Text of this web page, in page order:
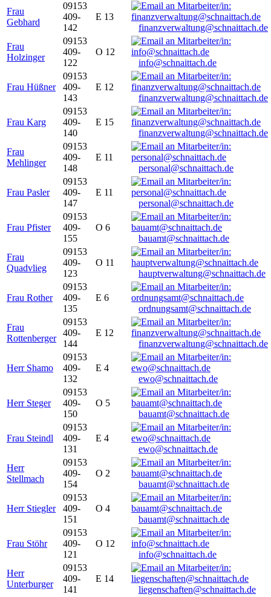
Frau
Gebhard
09153
409-
142
E 13
finanzverwaltung@schnaittach.de
Frau
Holzinger
09153
409-
122
O 12
info@schnaittach.de
Frau Hüßner
09153
409-
143
E 12
finanzverwaltung@schnaittach.de
Frau Karg
09153
409-
140
E 15
finanzverwaltung@schnaittach.de
Frau
Mehlinger
09153
409-
148
E 11
personal@schnaittach.de
Frau Pasler
09153
409-
147
E 11
personal@schnaittach.de
Frau Pfister
09153
409-
155
O 6
bauamt@schnaittach.de
Frau
Quadvlieg
09153
409-
123
O 11
hauptverwaltung@schnaittach.de
Frau Rother
09153
409-
135
E 6
ordnungsamt@schnaittach.de
Frau
Rottenberger
09153
409-
144
E 12
finanzverwaltung@schnaittach.de
Herr Shamo
09153
409-
132
E 4
ewo@schnaittach.de
Herr Steger
09153
409-
150
O 5
bauamt@schnaittach.de
Frau Steindl
09153
409-
131
E 4
ewo@schnaittach.de
Herr
Stellmach
09153
409-
154
O 2
bauamt@schnaittach.de
Herr Stiegler
09153
409-
151
O 4
bauamt@schnaittach.de
Frau Stöhr
09153
409-
121
O 12
info@schnaittach.de
Herr
Unterburger
09153
409-
141
E 14
liegenschaften@schnaittach.de